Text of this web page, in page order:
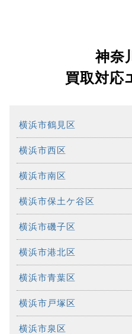
神奈
買取対応
横浜市鶴見区
横浜市西区
横浜市南区
横浜市保土ケ谷区
横浜市磯子区
横浜市港北区
横浜市青葉区
横浜市戸塚区
横浜市泉区